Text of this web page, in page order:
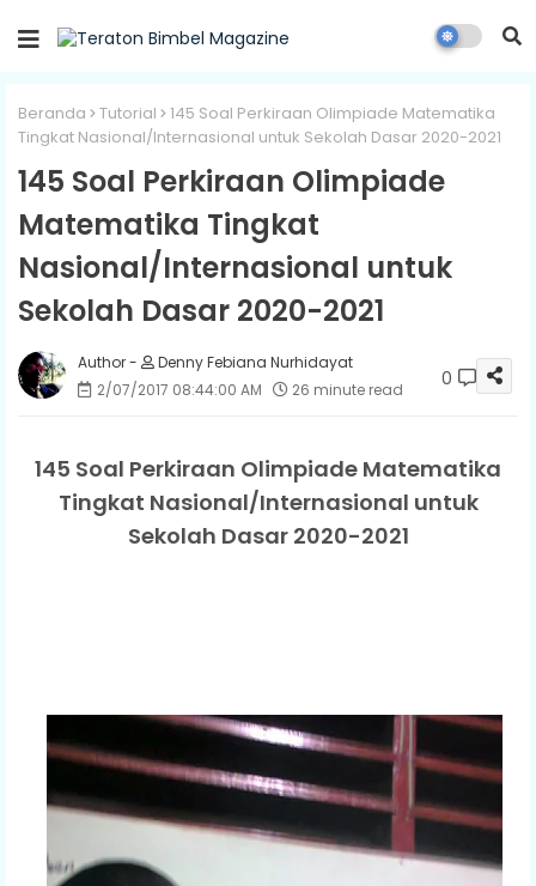
Beranda Tutorial
145 Soal Perkiraan Olimpiade Matematika
Tingkat Nasional/Internasional untuk Sekolah Dasar 2020-2021
145 Soal Perkiraan Olimpiade
Matematika Tingkat
Nasional/Internasional untuk
Sekolah Dasar 2020-2021
Denny Febiana Nurhidayat
2/07/2017 08:44:00 AM
26 minute read 0
145 Soal Perkiraan Olimpiade Matematika
Tingkat Nasional/Internasional untuk
Sekolah Dasar 2020-2021